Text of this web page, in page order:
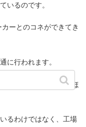
いるのです。
ーとのコネができてき
に行われます。
どから手がでるほどほ
るわけではなく、工場